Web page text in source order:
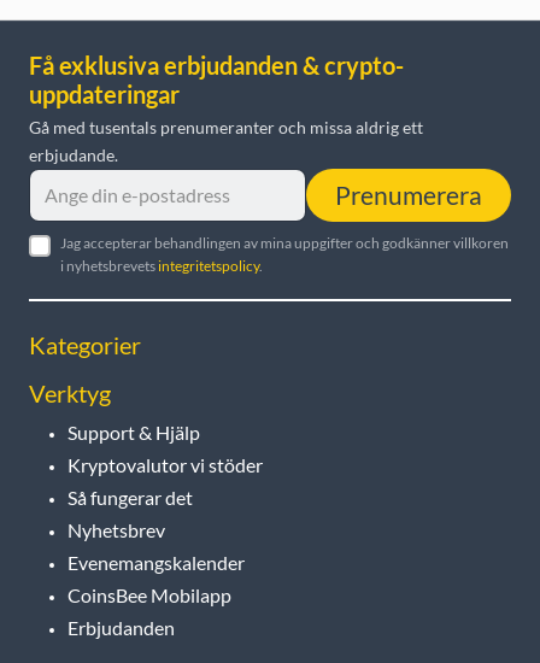
Få exklusiva erbjudanden & crypto-
uppdateringar
Gå med tusentals prenumeranter och missa aldrig ett
erbjudande.
Prenumerera
Jag accepterar behandlingen av mina uppgifter och godkänner villkoren
i nyhetsbrevets integritetspolicy.
Kategorier
Verktyg
Support & Hjälp
Kryptovalutor vi stöder
Så fungerar det
Nyhetsbrev
Evenemangskalender
CoinsBee Mobilapp
Erbjudanden